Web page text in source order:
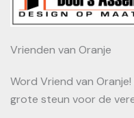
Vrienden van Oranje
Word Vriend van
grote steun voor de